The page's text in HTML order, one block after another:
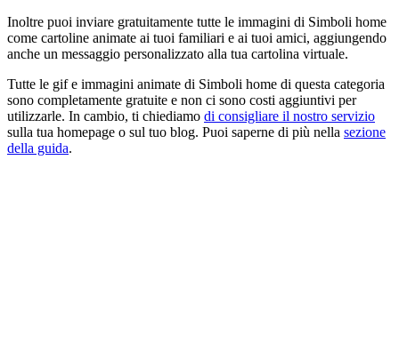
Inoltre puoi inviare gratuitamente tutte le immagini di Simboli home
come cartoline animate ai tuoi familiari e ai tuoi amici, aggiungendo
anche un messaggio personalizzato alla tua cartolina virtuale.
Tutte le gif e immagini animate di Simboli home di questa categoria
sono completamente gratuite e non ci sono costi aggiuntivi per
utilizzarle. In cambio, ti chiediamo di consigliare il nostro servizio
sulla tua homepage o sul tuo blog. Puoi saperne di più nella sezione
della guida.